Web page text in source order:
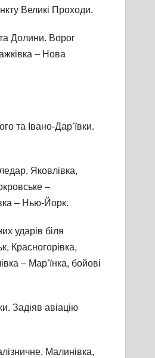
Великі Проходи.
Долини. Ворог
– Нова
та Івано-Дар’ївки.
Яковлівка,
–
– Нью-Йорк.
ударів біля
Красногорівка,
– Мар’їнка, бойові
Задіяв авіацію
Малинівка,